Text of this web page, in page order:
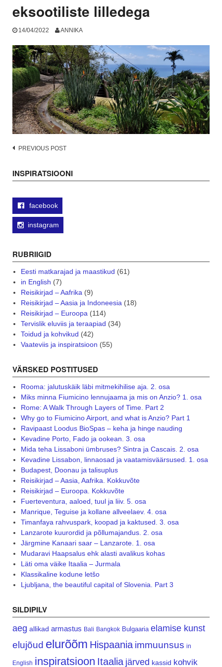
eksootiliste lilledega
14/04/2022 ANNIKA
Post
PREVIOUS POST
INSPIRATSIOONI
facebook
instagram
RUBRIIGID
Eesti matkarajad ja maastikud (61)
in English (7)
Reisikirjad – Aafrika (9)
Reisikirjad – Aasia ja Indoneesia (18)
Reisikirjad – Euroopa (114)
Tervislik eluviis ja teraapiad (34)
Toidud ja kohvikud (42)
Vaateviis ja inspiratsioon (55)
VÄRSKED POSTITUSED
Rooma: jalutuskäik läbi mitmekihilise aja. 2. osa
Miks minna Fiumicino lennujaama ja mis on Anzio? 1. osa
Rome: A Walk Through Layers of Time. Part 2
Why go to Fiumicino Airport, and what is Anzio? Part 1
Ravipaast Loodus BioSpas – keha ja hinge nauding
Kevadine Porto, Fado ja ookean. 3. osa
Mida teha Lissaboni ümbruses? Sintra ja Cascais. 2. osa
Kevadine Lissabon, linnaosad ja vaatamisväärsused. 1. osa
Budapest, Doonau ja talisuplus
Reisikirjad – Aasia, Aafrika. Kokkuvõte
Reisikirjad – Euroopa. Kokkuvõte
Fuerteventura, aaloed, tuul ja liiv. 5. osa
Manrique, Teguise ja kollane allveelaev. 4. osa
Timanfaya rahvuspark, koopad ja kaktused. 3. osa
Lanzarote kuurordid ja põllumajandus. 2. osa
Järgmine Kanaari saar – Lanzarote. 1. osa
Mudaravi Haapsalus ehk alasti avalikus kohas
Läti oma väike Itaalia – Jurmala
Klassikaline kodune letšo
Ljubljana, the beautiful capital of Slovenia. Part 3
SILDIPILV
aeg allikad armastus Bali Bangkok Bulgaaria elamise kunst
elujõud elurõõm Hispaania immuunsus in
English inspiratsioon Itaalia järved kassid kohvik